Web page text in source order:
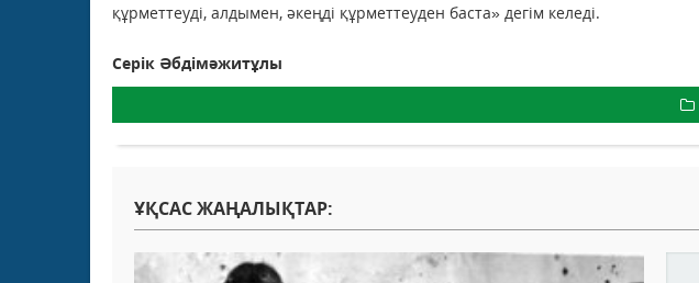
құрметтеуді, алдымен, әкеңді құрметтеуден баста» дегім келеді.
Серік Әбдімәжитұлы
ҰҚСАС ЖАҢАЛЫҚТАР: